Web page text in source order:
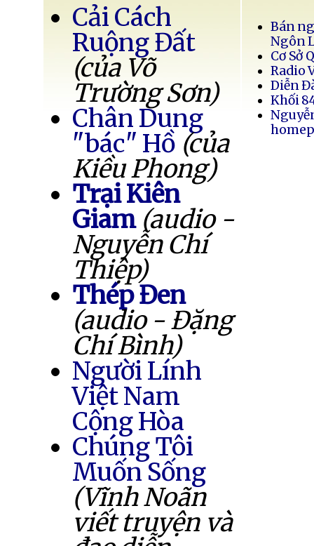
Cải Cách
Ruộng Đất
(của Võ
Trường Sơn)
Chân Dung
"bác" Hồ (của
Kiều Phong)
Trại Kiên
Giam (audio -
Nguyễn Chí
Thiệp)
Thép Đen
(audio - Đặng
Chí Bình)
Người Lính
Việt Nam
Cộng Hòa
Chúng Tôi
Muốn Sống
(Vĩnh Noãn
viết truyện và
Bán
Ngôn
Cơ Sở
Radio
Diễn
Khối